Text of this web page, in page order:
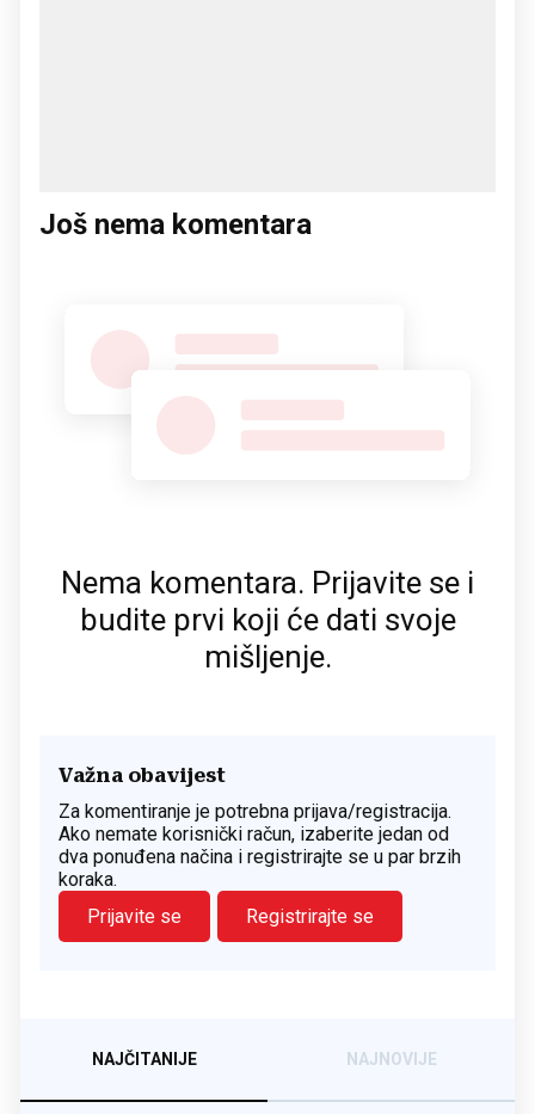
Još nema komentara
Nema komentara. Prijavite se i
budite prvi koji će dati svoje
mišljenje.
Važna obavijest
Za komentiranje je potrebna prijava/registracija.
Ako nemate korisnički račun, izaberite jedan od
dva ponuđena načina i registrirajte se u par brzih
koraka.
Prijavite se
Registrirajte se
NAJČITANIJE NAJNOVIJE